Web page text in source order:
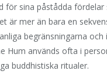
för sina påstådda
är mer än bara en
begränsningarna
Hum används ofta i
buddhistiska ritualer.